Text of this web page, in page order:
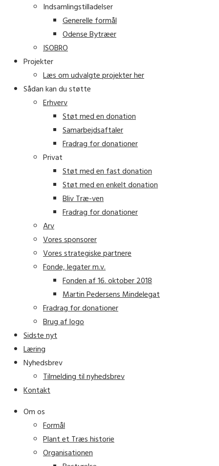
Indsamlingstilladelser
Generelle formål
Odense Bytræer
ISOBRO
Projekter
Læs om udvalgte projekter her
Sådan kan du støtte
Erhverv
Støt med en donation
Samarbejdsaftaler
Fradrag for donationer
Privat
Støt med en fast donation
Støt med en enkelt donation
Bliv Træ-ven
Fradrag for donationer
Arv
Vores sponsorer
Vores strategiske partnere
Fonde, legater m.v.
Fonden af 16. oktober 2018
Martin Pedersens Mindelegat
Fradrag for donationer
Brug af logo
Sidste nyt
Læring
Nyhedsbrev
Tilmelding til nyhedsbrev
Kontakt
Om os
Formål
Plant et Træs historie
Organisationen